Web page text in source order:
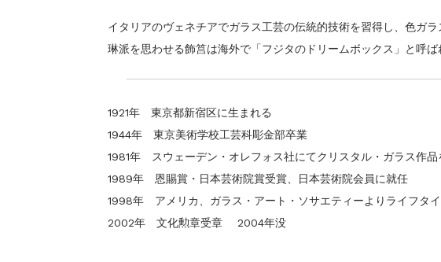
イタリアのヴェネチアでガラス工芸の伝統的技術を習得し、色ガ
琳派を思わせる飾筥は海外で「フジタのドリームボックス」と呼ば
1921年 東京都新宿区に生まれる
1944年 東京美術学校工芸科彫金部卒業
1981年 スウェーデン・オレフォス社にてクリスタル・ガラス作品
1989年 恩賜賞・日本芸術院賞受賞、日本芸術院会員に就任
1998年 アメリカ、ガラス・アート・ソサエティーよりライフタ
2002年 文化勲章受章 2004年没